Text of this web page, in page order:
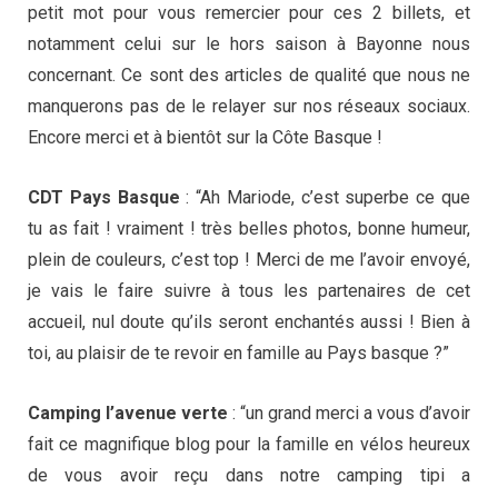
petit mot pour vous remercier pour ces 2 billets, et
notamment celui sur le hors saison à Bayonne nous
concernant. Ce sont des articles de qualité que nous ne
manquerons pas de le relayer sur nos réseaux sociaux.
Encore merci et à bientôt sur la Côte Basque !
CDT Pays Basque : “Ah Mariode, c’est superbe ce que
tu as fait ! vraiment ! très belles photos, bonne humeur,
plein de couleurs, c’est top ! Merci de me l’avoir envoyé,
je vais le faire suivre à tous les partenaires de cet
accueil, nul doute qu’ils seront enchantés aussi ! Bien à
toi, au plaisir de te revoir en famille au Pays basque ?”
Camping l’avenue verte : “un grand merci a vous d’avoir
fait ce magnifique blog pour la famille en vélos heureux
de vous avoir reçu dans notre camping tipi a